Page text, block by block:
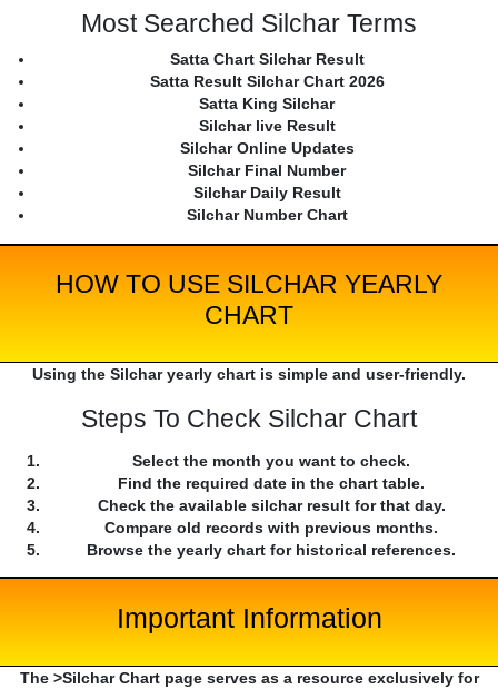
Most Searched Silchar Terms
Satta Chart Silchar Result
Satta Result Silchar Chart 2026
Satta King Silchar
Silchar live Result
Silchar Online Updates
Silchar Final Number
Silchar Daily Result
Silchar Number Chart
HOW TO USE SILCHAR YEARLY
CHART
Using the Silchar yearly chart is simple and user-friendly.
Steps To Check Silchar Chart
Select the month you want to check.
Find the required date in the chart table.
Check the available silchar result for that day.
Compare old records with previous months.
Browse the yearly chart for historical references.
Important Information
The >Silchar Chart page serves as a resource exclusively for